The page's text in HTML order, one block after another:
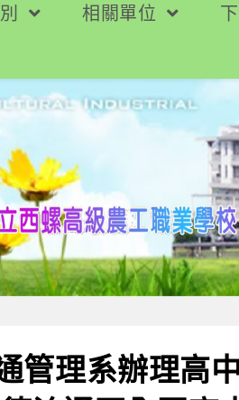
相關單位
管理系辦理高